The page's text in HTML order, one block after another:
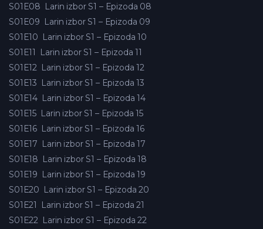
S01E08 Larin izbor S1 – Epizoda 08
S01E09 Larin izbor S1 – Epizoda 09
S01E10 Larin izbor S1 – Epizoda 10
S01E11
Larin izbor S1 – Epizoda 11
S01E12 Larin izbor S1 – Epizoda 12
S01E13 Larin izbor S1 – Epizoda 13
S01E14 Larin izbor S1 – Epizoda 14
S01E15 Larin izbor S1 – Epizoda 15
S01E16 Larin izbor S1 – Epizoda 16
S01E17 Larin izbor S1 – Epizoda 17
S01E18 Larin izbor S1 – Epizoda 18
S01E19 Larin izbor S1 – Epizoda 19
S01E20 Larin izbor S1 – Epizoda 20
S01E21
Larin izbor S1 – Epizoda 21
S01E22 Larin izbor S1 – Epizoda 22